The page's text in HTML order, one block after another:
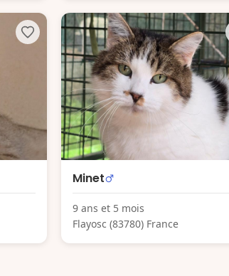
Minet
9 ans et 5 mois
Flayosc (83780) France